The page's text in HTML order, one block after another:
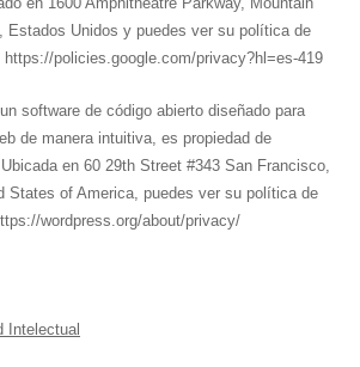
Estados Unidos y puedes ver su política de
https://policies.google.com/privacy?hl=es-419
software de código abierto diseñado para
de manera intuitiva, es propiedad de
en 60 29th Street #343 San Francisco,
States of America, puedes ver su política de
wordpress.org/about/privacy/
Intelectual